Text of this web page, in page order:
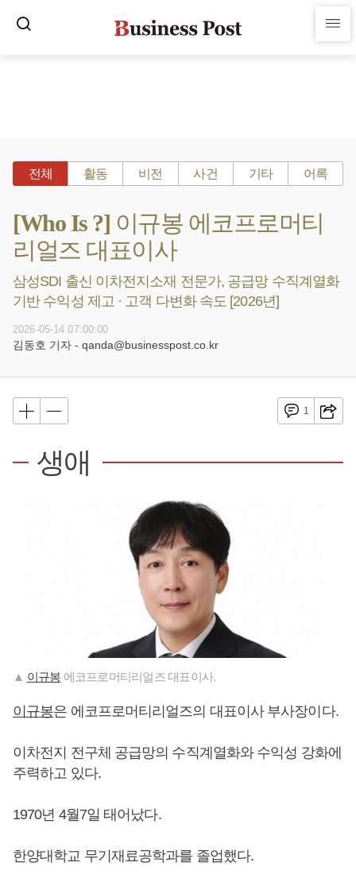
전체 활동 비전 사건 기타 어록
[Who Is ?] 이규봉 에코프로머티
리얼즈 대표이사
삼성SDI 출신 이차전지소재 전문가, 공급망 수직계열화
기반 수익성 제고 · 고객 다변화 속도 [2026년]
2026-05-14 07:00:00
김동호 기자 - qanda@businesspost.co.kr
1
생애
▲ 이규봉 에코프로머티리얼즈 대표이사.
이규봉은 에코프로머티리얼즈의 대표이사 부사장이다.
이차전지 전구체 공급망의 수직계열화와 수익성 강화에
주력하고 있다.
1970년 4월7일 태어났다.
한양대학교 무기재료공학과를 졸업했다.